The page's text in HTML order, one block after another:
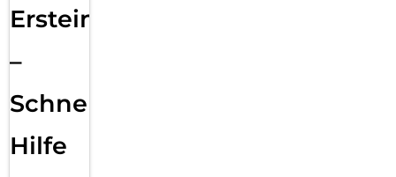
Ersteinrichtung
–
Schnelle
Hilfe